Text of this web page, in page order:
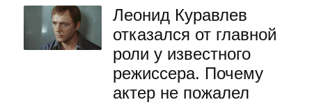
Леонид Куравлев
отказался от главной
роли у известного
режиссера. Почему
актер не пожалел